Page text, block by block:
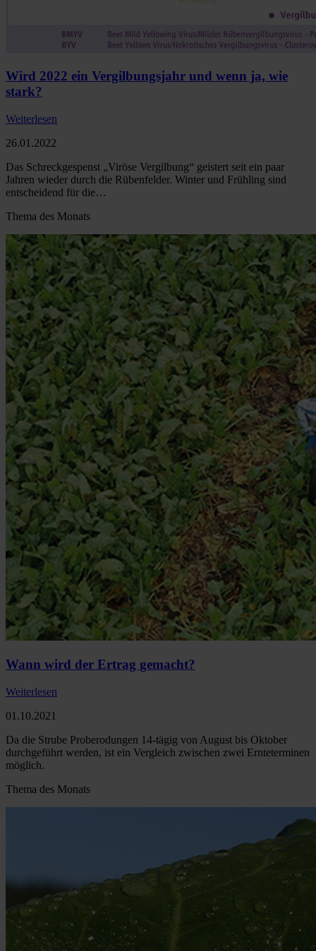
Wird 2022 ein Vergilbungsjahr und wenn ja, wie
stark?
Weiterlesen
26.01.2022
Das Schreckgespenst „Viröse Vergilbung“ geistert seit ein paar
Jahren wieder durch die Rübenfelder. Winter und Frühling sind
entscheidend für die…
Thema des Monats
Wann wird der Ertrag gemacht?
Weiterlesen
01.10.2021
Da die Strube Proberodungen 14-tägig von August bis Oktober
durchgeführt werden, ist ein Vergleich zwischen zwei Ernteterminen
möglich.
Thema des Monats